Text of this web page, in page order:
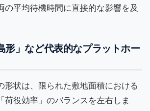
の平均待機時間に直接的な影響を及
形」など代表的なプラットホー
形状は、限られた敷地面積における
荷役効率」のバランスを左右しま